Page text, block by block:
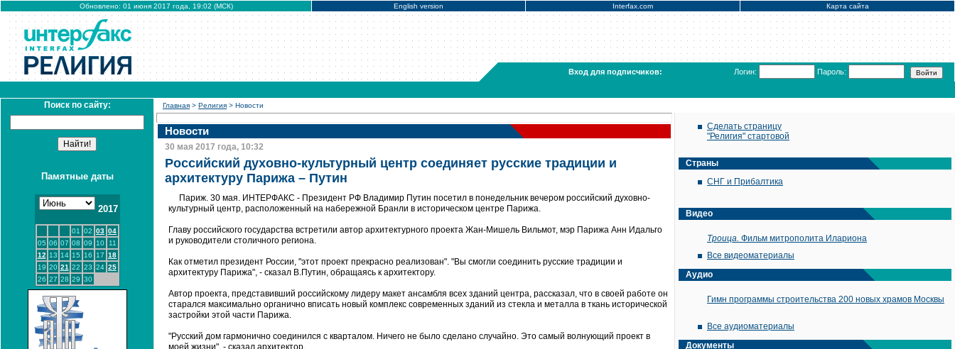
Обновлено: 01 июня 2017 года, 19:02 (МСК) English version Interfax.com Карта сайта
Вход для подписчиков: Логин: Пароль:
Поиск по сайту:
Памятные даты
2017
01 02 03 04
05 06 07 08 09 10
11
12 13 14 15 16 17 18
19 20 21 22 23 24 25
26 27 28 29 30
Главная > Религия > Новости
Новости
30 мая 2017 года, 10:32
Российский духовно-культурный центр соединяет русские традиции и
архитектуру Парижа – Путин
Париж. 30 мая. ИНТЕРФАКС - Президент РФ Владимир Путин посетил в понедельник вечером российский духовно-
культурный центр, расположенный на набережной Бранли в историческом центре Парижа.
Главу российского государства встретили автор архитектурного проекта Жан-Мишель Вильмот, мэр Парижа Анн Идальго
и руководители столичного региона.
Как отметил президент России, "этот проект прекрасно реализован". "Вы смогли соединить русские традиции и
архитектуру Парижа", - сказал В.Путин, обращаясь к архитектору.
Автор проекта, представивший российскому лидеру макет ансамбля всех зданий центра, рассказал, что в своей работе он
старался максимально органично вписать новый комплекс современных зданий из стекла и металла в ткань исторической
застройки этой части Парижа.
"Русский дом гармонично соединился с кварталом. Ничего не было сделано случайно. Это самый волнующий проект в
моей жизни", - сказал архитектор.
Сделать страницу
"Религия" стартовой
Страны
СНГ и Прибалтика
Видео
Троица. Фильм митрополита Илариона
Все видеоматериалы
Аудио
Гимн программы строительства 200 новых храмов Москвы
Все аудиоматериалы
Документы